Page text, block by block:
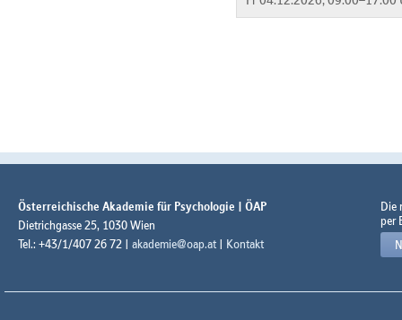
Österreichische Akademie für Psychologie | ÖAP
Dietrichgasse 25, 1030 Wien
Tel.: +43/1/407 26 72 | akademie@oap.at | Kontakt
Die
per